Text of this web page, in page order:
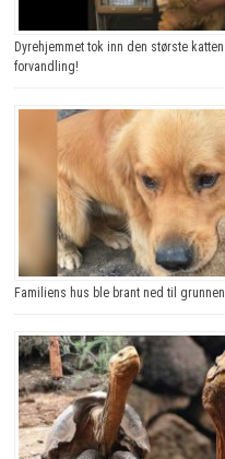
Dyrehjemmet tok inn den største
forvandling!
Familiens hus ble brant ned til